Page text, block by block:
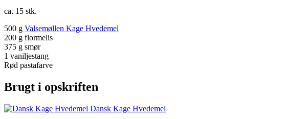
ca. 15 stk.
500 g Valsemøllen Kage Hvedemel
200 g flormelis
375 g smør
1 vaniljestang
Rød pastafarve
Brugt i opskriften
Dansk Kage Hvedemel